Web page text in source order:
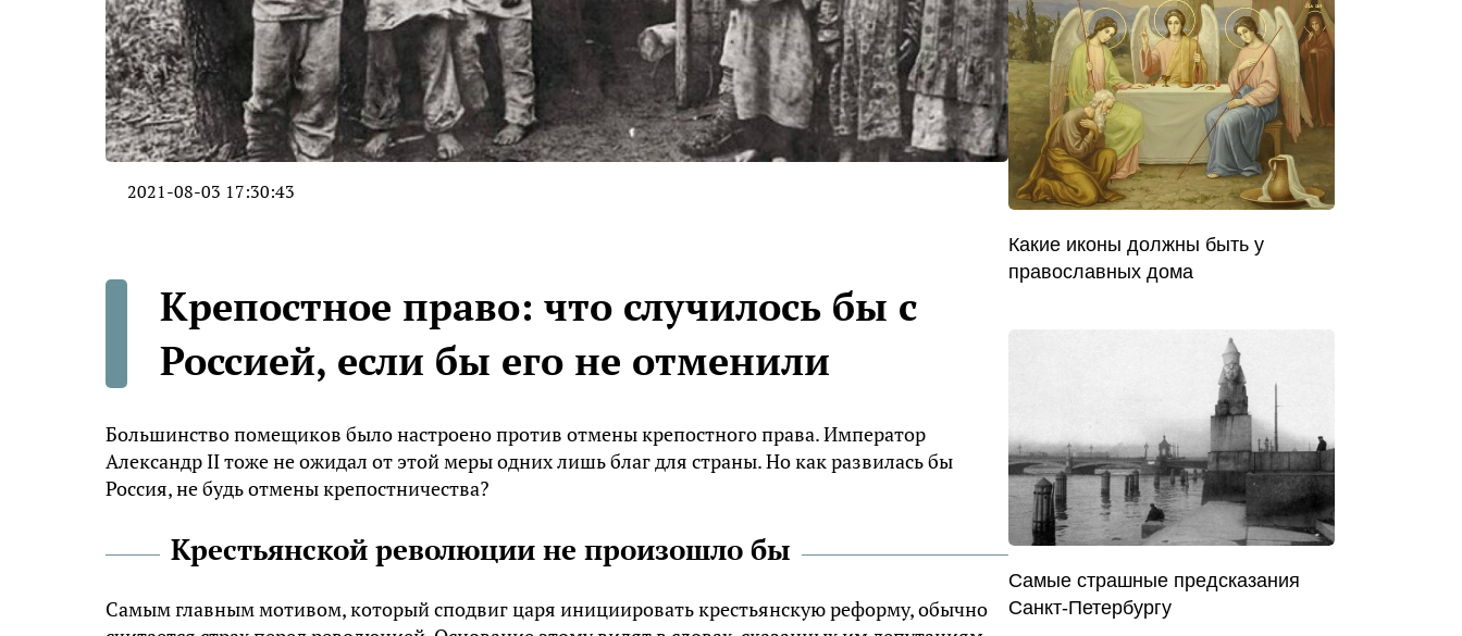
2021-08-03 17:30:43
Крепостное право: что случилось бы с
Россией, если бы его не отменили
Большинство помещиков было настроено против отмены крепостного права. Император
Александр II тоже не ожидал от этой меры одних лишь благ для страны. Но как развилась бы
Россия, не будь отмены крепостничества?
Крестьянской революции не произошло бы
Самым главным мотивом, который сподвиг царя инициировать крестьянскую реформу, обычно
Какие иконы должны быть у
православных дома
Самые страшные предсказания
Санкт-Петербургу